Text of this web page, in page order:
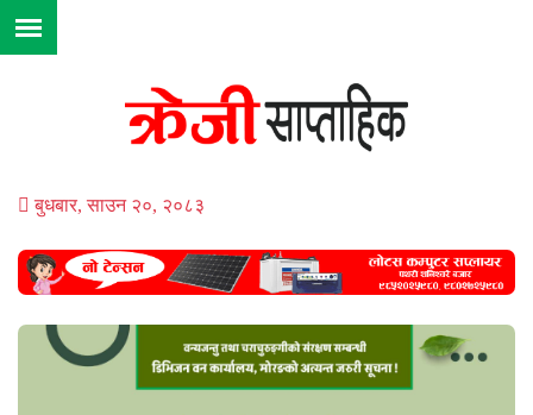
बुधबार, साउन २०, २०८३